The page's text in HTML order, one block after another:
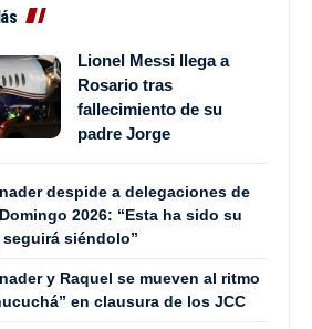
Lionel Messi llega a
Rosario tras
fallecimiento de su
padre Jorge
despide a delegaciones de
2026: “Esta ha sido su
seguirá siéndolo”
y Raquel se mueven al ritmo
en clausura de los JCC